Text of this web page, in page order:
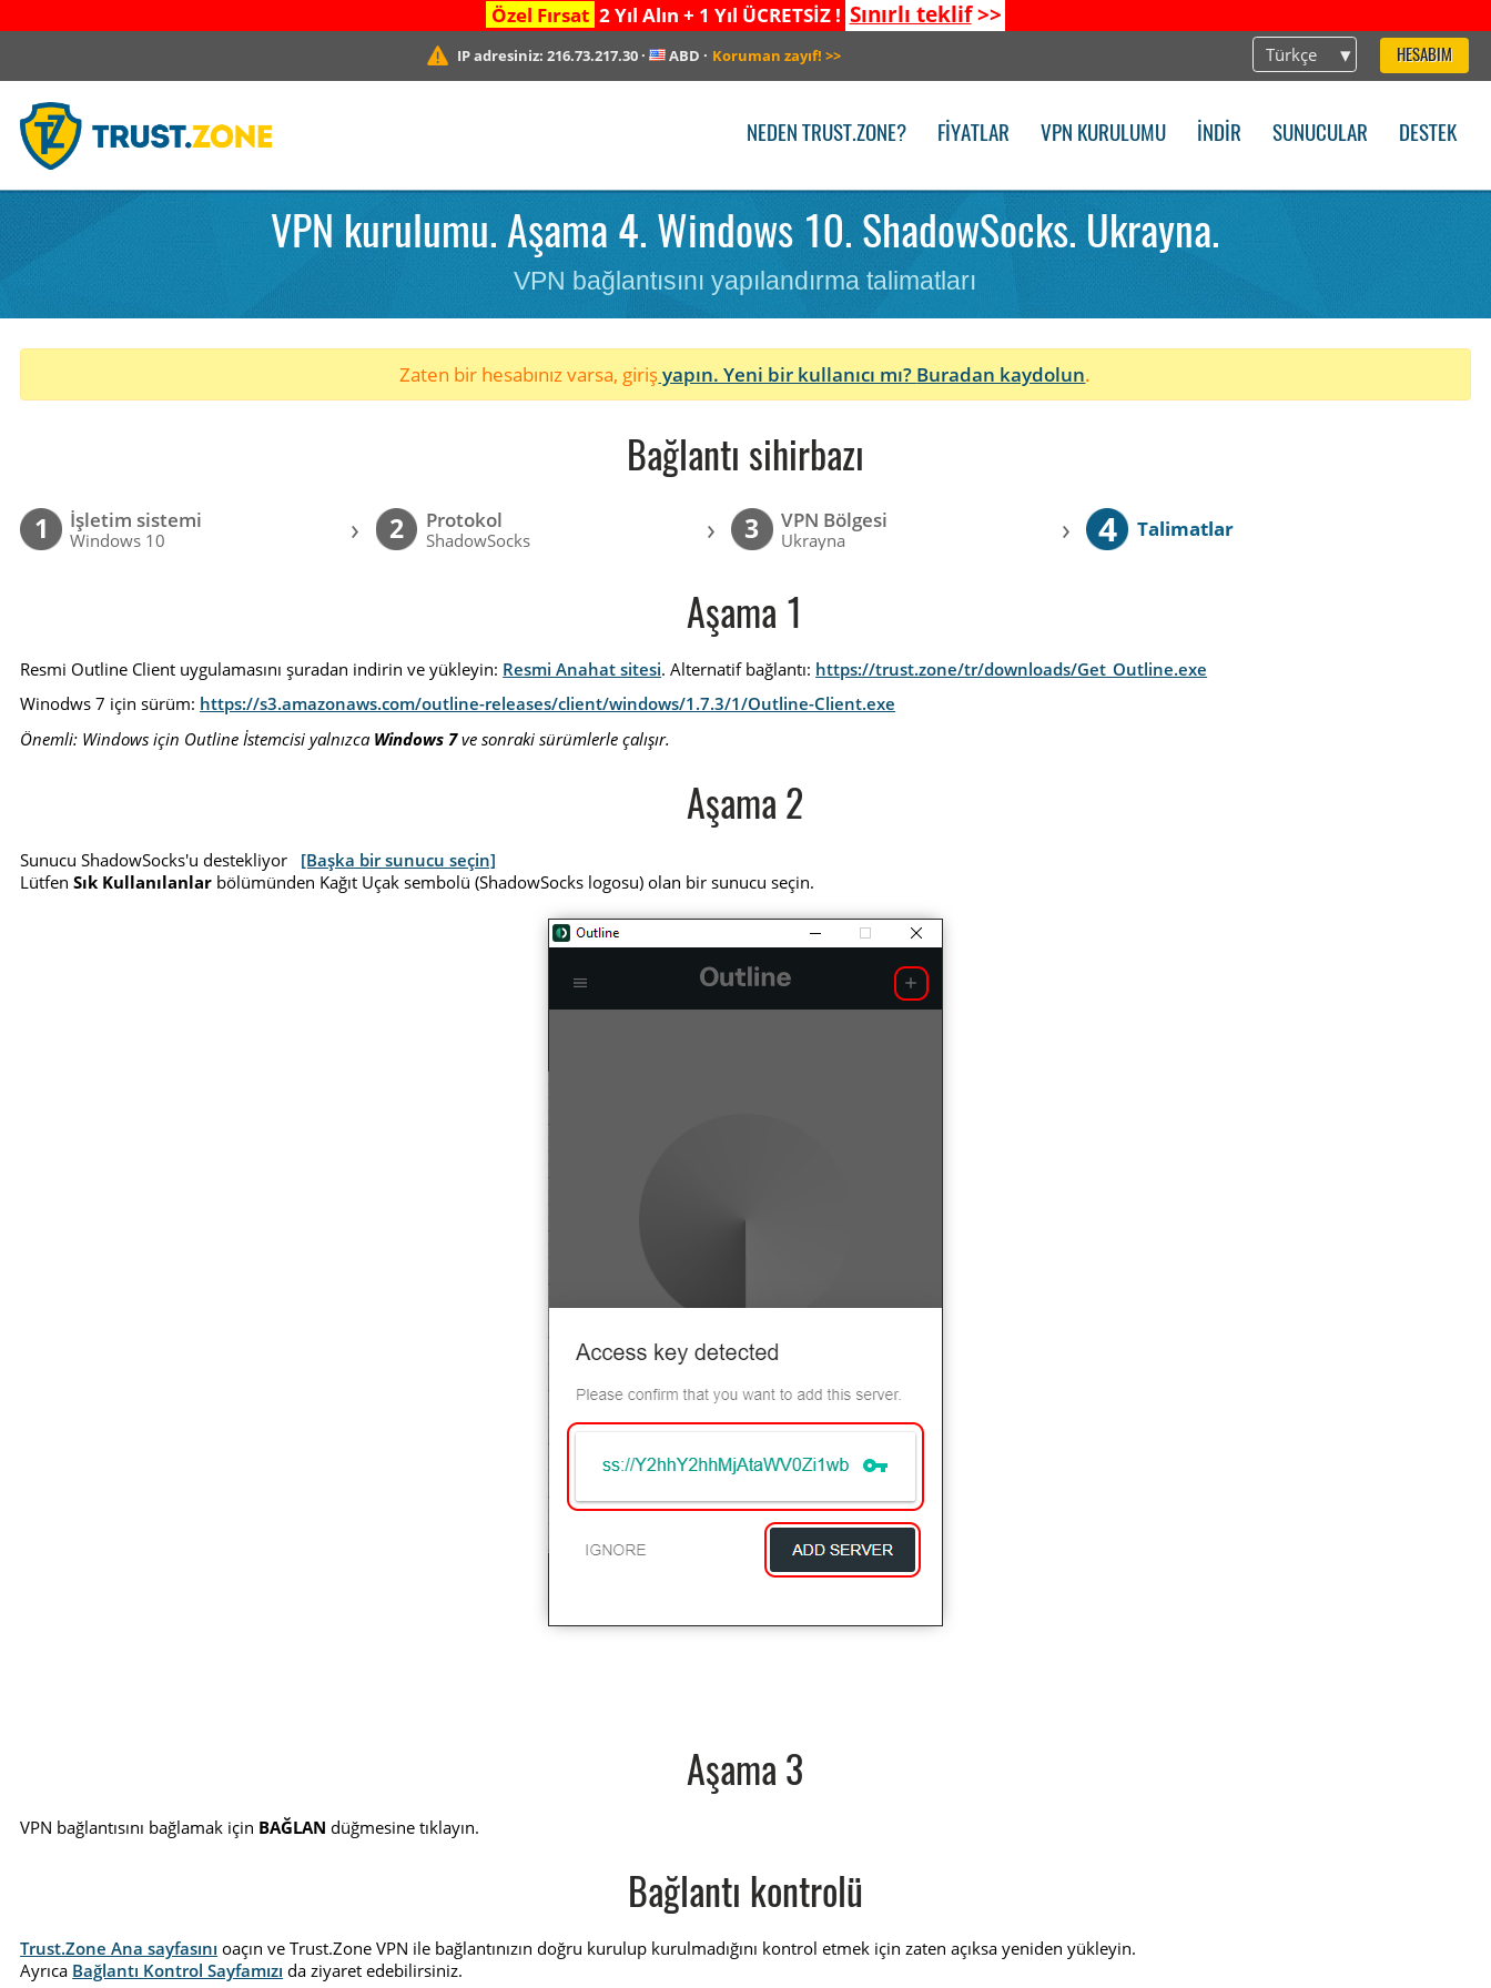
Özel Fırsat 2 Yıl Alın + 1 Yıl ÜCRETSİZ ! Sınırlı teklif>>
Türkçe HESABIM
IP adresiniz: 216.73.217.30· ABD · Koruman zayıf! >>
NEDEN TRUST.ZONE? FIYATLAR VPN KURULUMU İNDIR SUNUCULAR DESTEK
VPN kurulumu. Aşama 4. Windows 10. ShadowSocks. Ukrayna.
VPN bağlantısını yapılandırma talimatları
Zaten bir hesabınız varsa, girişyapın. Yeni bir kullanıcı mı? Buradan kaydolun.
Bağlantı sihirbazı
1 İşletim sistemi
Windows 10 › 2 Protokol
ShadowSocks › 3 VPN Bölgesi
Ukrayna › 4 Talimatlar
Aşama 1
Resmi Outline Client uygulamasını şuradan indirin ve yükleyin: Resmi Anahat sitesi. Alternatif bağlantı: https://trust.zone/tr/downloads/Get_Outline.exe
Winodws 7 için sürüm: https://s3.amazonaws.com/outline-releases/client/windows/1.7.3/1/Outline-Client.exe
Önemli: Windows için Outline İstemcisi yalnızca Windows 7ve sonraki sürümlerle çalışır.
Aşama 2
Sunucu ShadowSocks'u destekliyor [Başka bir sunucu seçin]
LütfenSık Kullanılanlar bölümünden Kağıt Uçak sembolü (ShadowSocks logosu) olan bir sunucu seçin.
Aşama 3
VPN bağlantısını bağlamak için BAĞLAN düğmesine tıklayın.
Bağlantı kontrolü
Trust.Zone Ana sayfasını oaçın ve Trust.Zone VPN ile bağlantınızın doğru kurulup kurulmadığını kontrol etmek için zaten açıksa yeniden yükleyin.
Ayrıca Bağlantı Kontrol Sayfamızı da ziyaret edebilirsiniz.